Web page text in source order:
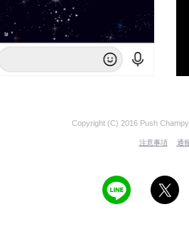
Copyright (C) 2016 Push
注意事項 通